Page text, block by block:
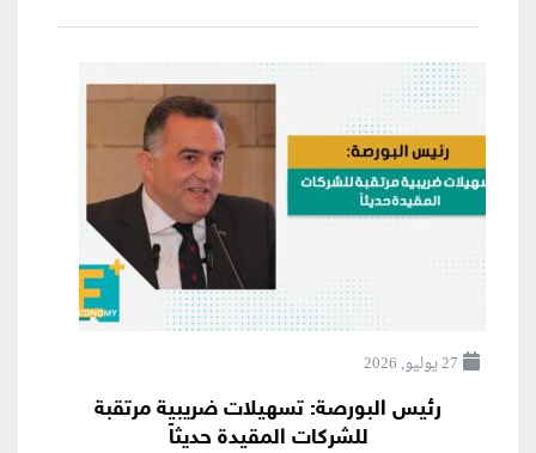
27 يوليو, 2026
رئيس البورصة: تسهيلات ضريبية مرتقبة
للشركات المقيدة حديثاً